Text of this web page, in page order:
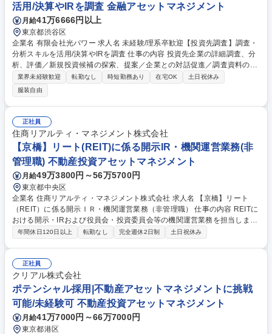
活用/決算やIRを調査 金融アセットマネジメント
月給41万6666円以上
東京都渋谷区
企業名 有限会社光パワー 求人名 未経験/理系卒歓迎【投資先調査】調査・
分析スキルを活用/決算やIRを調査 仕事の内容 投資先企業の詳細調査、分
析、評価／新規投資候補の探索、提案／企業との対話促進／調査資料の作
成／海外企業や市場の動向に関する報道の翻訳、要約を主にご担当頂きま
す。マーケやコンサル経験者歓迎★ 当社は、企業の本質的価値に注目して
投資を行うバリュー投資を基本としています。企業IRへの取材、企業の公
開情報、書籍、業界紙、展示会等から情報収集を行い、企業のビジネスモ
デル、競争優位性、市場環境、経営方針、企業文化等といった定性面、財
務状況や経営指標といった定量面の両面から企業の本質的価値を調査・分
析・評価することを目標とします。 【採用背景】中長期的な組織強化を目
指した採用です。 募集職種 未経験/理系卒歓迎【投資先調査】調査・分析
スキルを活用/決算やIRを調査
業界未経験歓迎 転勤なし 時短勤務あり 在宅OK
土日祝休み
服装自由
正社員
住商リアルティ・マネジメント株式会社
【京橋】リート(REIT)に係る開示IR・機関運営業務(非
管理職) 不動産投資アセットマネジメント
月給49万3800円～56万5700円
東京都中央区
企業名 住商リアルティ・マネジメント株式会社 求人名 【京橋】リート
（REIT）に係る開示ＩＲ・機関運営業務（非管理職） 仕事の内容 REITに
おける開示・IRおよび役員会・投資委員会等の機関運営業務を担当しま
す。経験に応じて段階的に業務範囲を拡大し、将来的に上場・私募REITの
会・投資主総会・投資委員会の運営業務を中心に担当します。 入社後は増
資に伴う資金調達やエクイティストーリーの企画、各種会議の運営など実
務を通じREITビジネスの全体像を把握。将来的にはデットファイナンスや
決算・財務諸表作成、予算管理などミドル・バックオフィス全般へ幅広く
関わることが可能です。 募集職種 【京橋】リート（REIT）に係る開示Ｉ
Ｒ・機関運営業務（非管理職）
年間休日120日以上 転勤なし 完全週休2日制 土日祝休み
正社員
クリアル株式会社
ポテンシャル採用|不動産アセットマネジメントに挑戦
可能/未経験可 不動産投資アセットマネジメント
月給41万7000円～66万7000円
東京都港区